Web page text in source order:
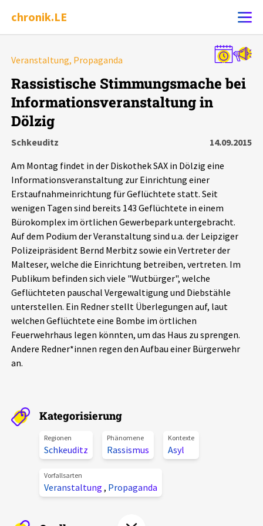
chronik.LE
Ereignis melden
Chronik
Dossiers
Leipziger Zustände
Schlaglichter
Phänomene
Aktuelles
Alle Beiträge
Veranstaltungen
Pressemitteilungen
Projektbeschreibung
Kontakt
Spenden
chronik.LE in der Presse
Veranstaltung, Propaganda
Rassistische Stimmungsmache bei
Informationsveranstaltung in
Dölzig
Schkeuditz
14.09.2015
Am Montag findet in der Diskothek SAX in Dölzig eine
Informationsveranstaltung zur Einrichtung einer
Erstaufnahmeinrichtung für Geflüchtete statt. Seit
wenigen Tagen sind bereits 143 Geflüchtete in einem
Bürokomplex im örtlichen Gewerbepark untergebracht.
Auf dem Podium der Veranstaltung sind u.a. der Leipziger
Polizeipräsident Bernd Merbitz sowie ein Vertreter der
Malteser, welche die Einrichtung betreiben, vertreten. Im
Publikum befinden sich viele "Wutbürger", welche
Geflüchteten pauschal Vergewaltigung und Diebstähle
unterstellen. Ein Redner stellt Überlegungen auf, laut
welchen Geflüchtete eine Bombe im örtlichen
Feuerwehrhaus legen könnten, um das Haus zu sprengen.
Andere Redner*innen regen den Aufbau einer Bürgerwehr
an.
Kategorisierung
Regionen
Schkeuditz
Phänomene
Rassismus
Kontexte
Asyl
Vorfallsarten
Veranstaltung , Propaganda
Alle Ereignisse
Ereignisse
Ereignisse Statistik
Filter Erklärungen